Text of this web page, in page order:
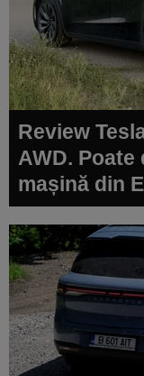
Review
AWD.
mașină din